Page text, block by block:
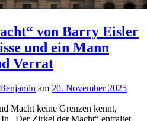
von Barry Eisler
und ein Mann
Verrat
am 20. November 2025
Macht keine Grenzen kennt,